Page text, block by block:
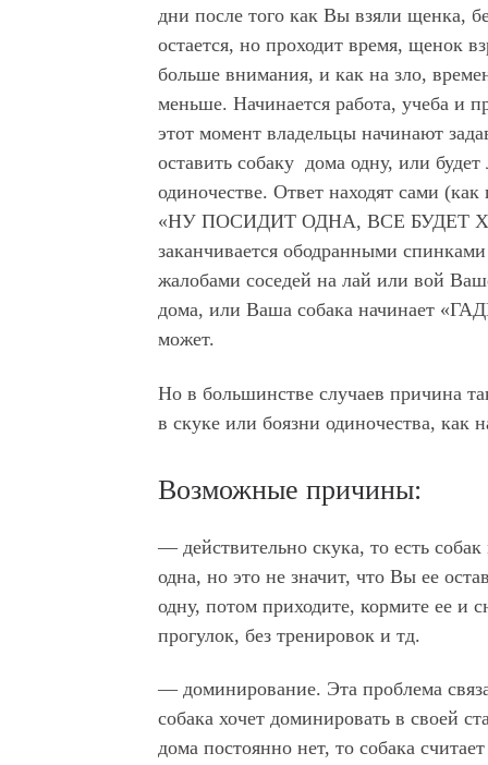
дни после того как Вы взяли щенка,
остается, но проходит время, щенок
больше внимания, и как на зло,
меньше. Начинается работа, учеба и
этот момент владельцы начинают
оставить собаку дома одну, или
одиночестве. Ответ находят сами
«НУ ПОСИДИТ ОДНА, ВСЕ БУДЕТ
заканчивается ободранными
жалобами соседей на лай или вой
дома, или Ваша собака начинает
может.
Но в большинстве случаев причина
в скуке или боязни одиночества, как
Возможные причины:
— действительно скука, то есть
одна, но это не значит, что Вы ее
одну, потом приходите, кормите ее и
прогулок, без тренировок и тд.
— доминирование. Эта проблема
собака хочет доминировать в своей
дома постоянно нет, то собака